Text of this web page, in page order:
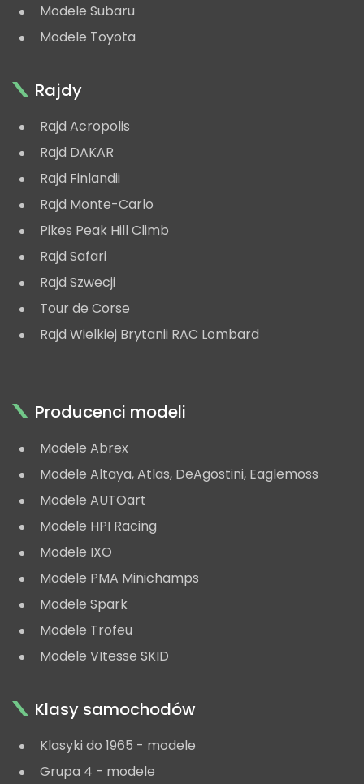
Modele Subaru
Modele Toyota
Rajdy
Rajd Acropolis
Rajd DAKAR
Rajd Finlandii
Rajd Monte-Carlo
Pikes Peak Hill Climb
Rajd Safari
Rajd Szwecji
Tour de Corse
Rajd Wielkiej Brytanii RAC Lombard
Producenci modeli
Modele Abrex
Modele Altaya, Atlas, DeAgostini, Eaglemoss
Modele AUTOart
Modele HPI Racing
Modele IXO
Modele PMA Minichamps
Modele Spark
Modele Trofeu
Modele VItesse SKID
Klasy samochodów
Klasyki do 1965 - modele
Grupa 4 - modele